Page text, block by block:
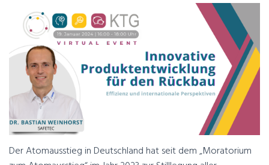
Der Atomausstieg in Deutschland hat seit dem „Moratorium